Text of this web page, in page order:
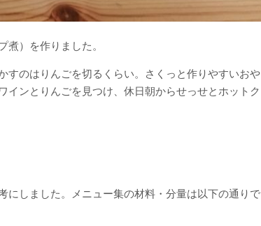
煮）を作りました。
すのはりんごを切るくらい。さくっと作りやすいおや
インとりんごを見つけ、休日朝からせっせとホットク
にしました。メニュー集の材料・分量は以下の通りで